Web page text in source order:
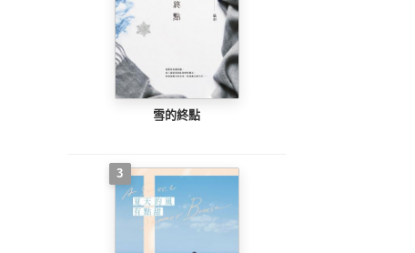
雪的終點
3